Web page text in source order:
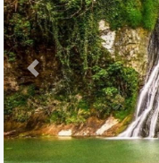
Previous